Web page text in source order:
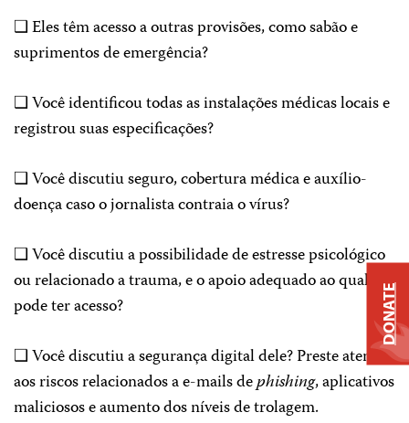
❑ Eles têm acesso a outras provisões, como sabão e
suprimentos de emergência?
❑ Você identificou todas as instalações médicas locais e
registrou suas especificações?
❑ Você discutiu seguro, cobertura médica e auxílio-
doença caso o jornalista contraia o vírus?
❑ Você discutiu a possibilidade de estresse psicológico
ou relacionado a trauma, e o apoio adequado ao qual ele
pode ter acesso?
❑ Você discutiu a segurança digital dele? Preste atenção
aos riscos relacionados a e-mails dephishing, aplicativos
maliciosos e aumento dos níveis de trolagem.
DONATE